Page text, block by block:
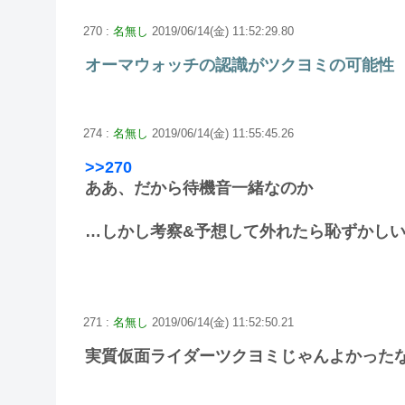
270 : 名無し 2019/06/14(金) 11:52:29.80
オーマウォッチの認識がツクヨミの可能性
274 : 名無し 2019/06/14(金) 11:55:45.26
>>270
ああ、だから待機音一緒なのか
…しかし考察&予想して外れたら恥ずかし
271 : 名無し 2019/06/14(金) 11:52:50.21
実質仮面ライダーツクヨミじゃんよかった